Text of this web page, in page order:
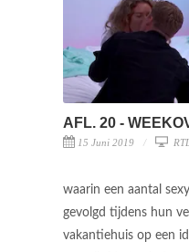
AFL. 20 -
15 Juni 2019
waarin een aantal
gevolgd tijdens hun
vakantiehuis op een